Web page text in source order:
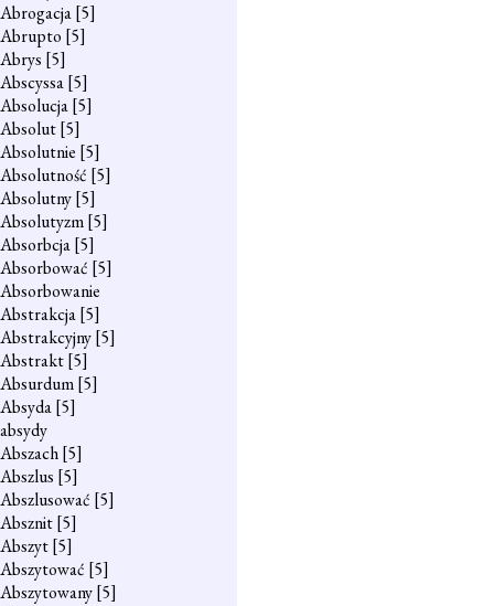
Abrogacja[5]
Abrupto [5]
Abrys [5]
Abscyssa[5]
Absolucja[5]
Absolut[5]
Absolutnie [5]
Absolutność [5]
Absolutny[5]
Absolutyzm[5]
Absorbcja[5]
Absorbować [5]
Absorbowanie
Abstrakcja[5]
Abstrakcyjny[5]
Abstrakt[5]
Absurdum[5]
Absyda[5]
absydy
Abszach[5]
Abszlus [5]
Abszlusować [5]
Absznit[5]
Abszyt[5]
Abszytować [5]
Abszytowany[5]